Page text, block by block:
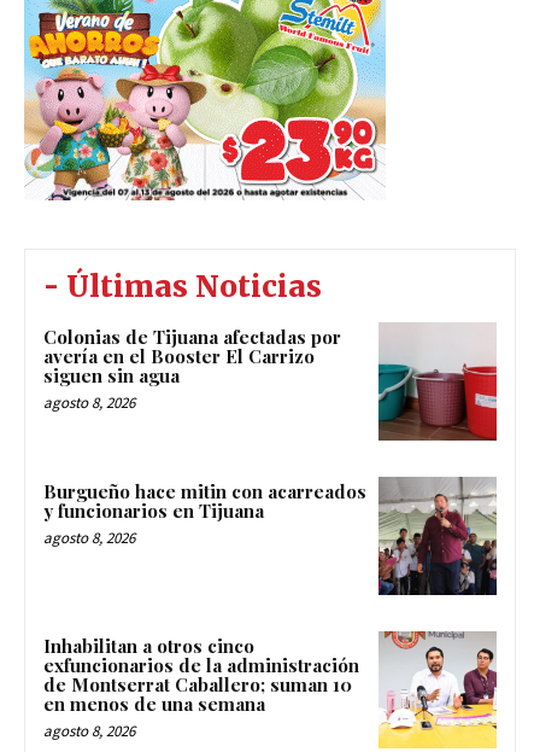
- Últimas Noticias
Colonias de Tijuana afectadas por
avería en el Booster El Carrizo
siguen sin agua
agosto 8, 2026
Burgueño hace mitin con acarreados
y funcionarios en Tijuana
agosto 8, 2026
Inhabilitan a otros cinco
exfuncionarios de la administración
de Montserrat Caballero; suman 10
en menos de una semana
agosto 8, 2026